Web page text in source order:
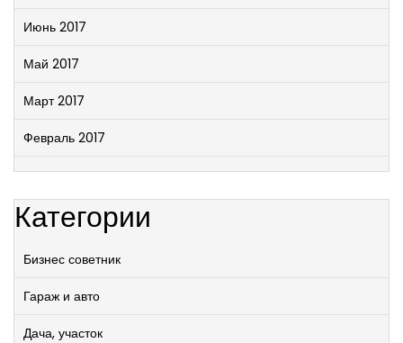
Июнь 2017
Май 2017
Март 2017
Февраль 2017
Категории
Бизнес советник
Гараж и авто
Дача, участок